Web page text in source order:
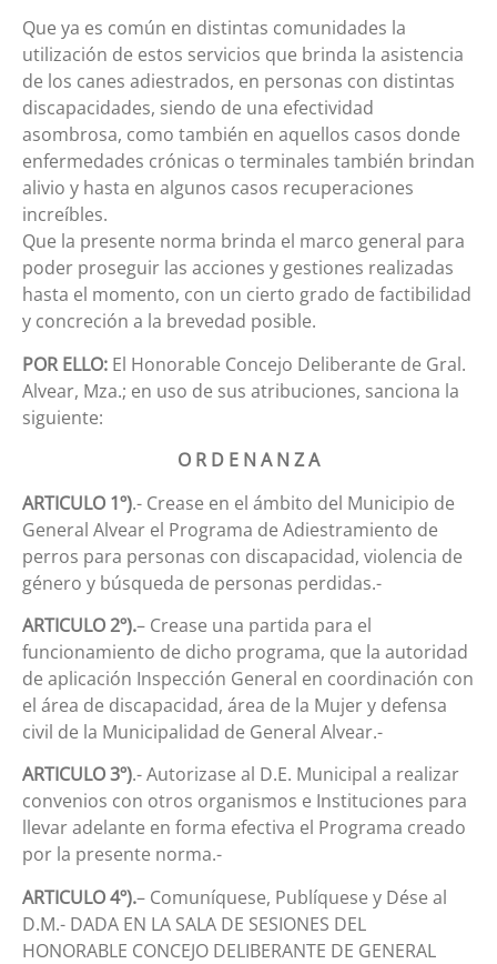
Que ya es común en distintas comunidades la
utilización de estos servicios que brinda la asistencia
de los canes adiestrados, en personas con distintas
discapacidades, siendo de una efectividad
asombrosa, como también en aquellos casos donde
enfermedades crónicas o terminales también brindan
alivio y hasta en algunos casos recuperaciones
increíbles.
Que la presente norma brinda el marco general para
poder proseguir las acciones y gestiones realizadas
hasta el momento, con un cierto grado de factibilidad
y concreción a la brevedad posible.
POR ELLO: El Honorable Concejo Deliberante de Gral.
Alvear, Mza.; en uso de sus atribuciones, sanciona la
siguiente:
O R D E N A N Z A
ARTICULO 1º).- Crease en el ámbito del Municipio de
General Alvear el Programa de Adiestramiento de
perros para personas con discapacidad, violencia de
género y búsqueda de personas perdidas.-
ARTICULO 2º).– Crease una partida para el
funcionamiento de dicho programa, que la autoridad
de aplicación Inspección General en coordinación con
el área de discapacidad, área de la Mujer y defensa
civil de la Municipalidad de General Alvear.-
ARTICULO 3º).- Autorizase al D.E. Municipal a realizar
convenios con otros organismos e Instituciones para
llevar adelante en forma efectiva el Programa creado
por la presente norma.-
ARTICULO 4º).– Comuníquese, Publíquese y Dése al
D.M.- DADA EN LA SALA DE SESIONES DEL
HONORABLE CONCEJO DELIBERANTE DE GENERAL